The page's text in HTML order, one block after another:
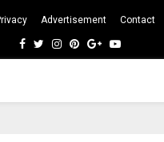
Advertisement Contact
Facebook
TwitterInstagram
Pinterest
GoogleYoutube